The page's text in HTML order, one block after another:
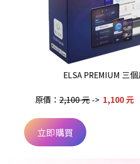
ELSA PREMIUM 三
原價：2,100 元-> 1,100 元
立即購買